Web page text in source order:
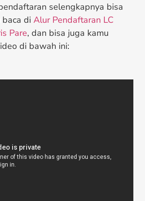
selengkapnya bisa
di Alur Pendaftaran LC
Pare, dan bisa juga kamu
di bawah ini: